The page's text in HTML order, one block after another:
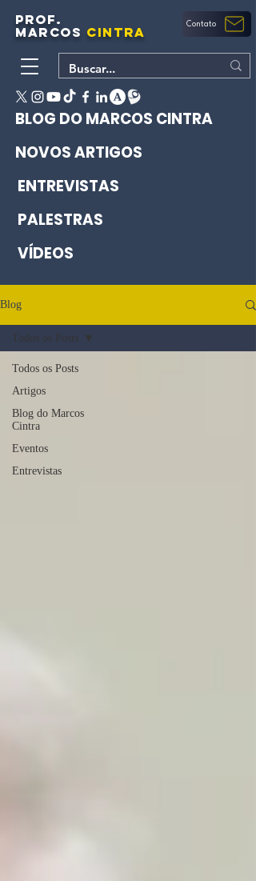
PROF.
MARCOS CINTRA Contato
BLOG DO MARCOS CINTRA
NOVOS ARTIGOS
ENTREVISTAS
PALESTRAS
VÍDEOS
Blog
Todos os Posts
Artigos
Blog do Marcos
Cintra
Eventos
Entrevistas
Todos os Posts